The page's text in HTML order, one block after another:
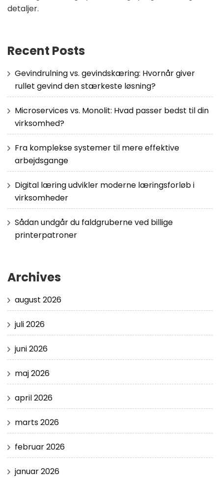
detaljer.
Recent Posts
Gevindrulning vs. gevindskæring: Hvornår giver
rullet gevind den stærkeste løsning?
Microservices vs. Monolit: Hvad passer bedst til din
virksomhed?
Fra komplekse systemer til mere effektive
arbejdsgange
Digital læring udvikler moderne læringsforløb i
virksomheder
Sådan undgår du faldgruberne ved billige
printerpatroner
Archives
august 2026
juli 2026
juni 2026
maj 2026
april 2026
marts 2026
februar 2026
januar 2026